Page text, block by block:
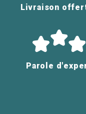
Livraison
Parole